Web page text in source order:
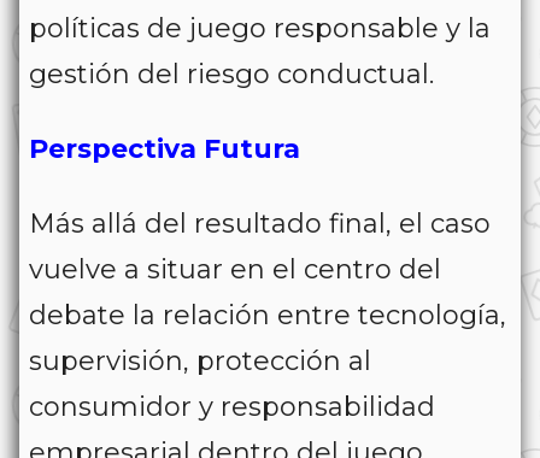
políticas de juego responsable y la
gestión del riesgo conductual.
Perspectiva Futura
Más allá del resultado final, el caso
vuelve a situar en el centro del
debate la relación entre tecnología,
supervisión, protección al
consumidor y responsabilidad